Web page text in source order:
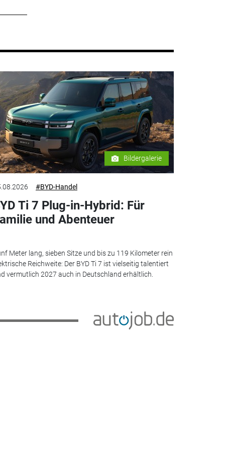
Bildergalerie
#BYD-Handel
Ti 7 Plug-in-Hybrid: Für
und Abenteuer
Meter lang, sieben Sitze und bis zu 119 Kilometer rein
Reichweite: Der BYD Ti 7 ist vielseitig talentiert
vermutlich 2027 auch in Deutschland erhältlich.